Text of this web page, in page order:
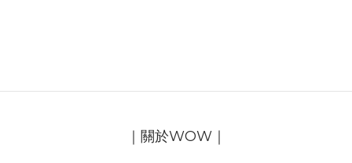
｜關於WOW｜